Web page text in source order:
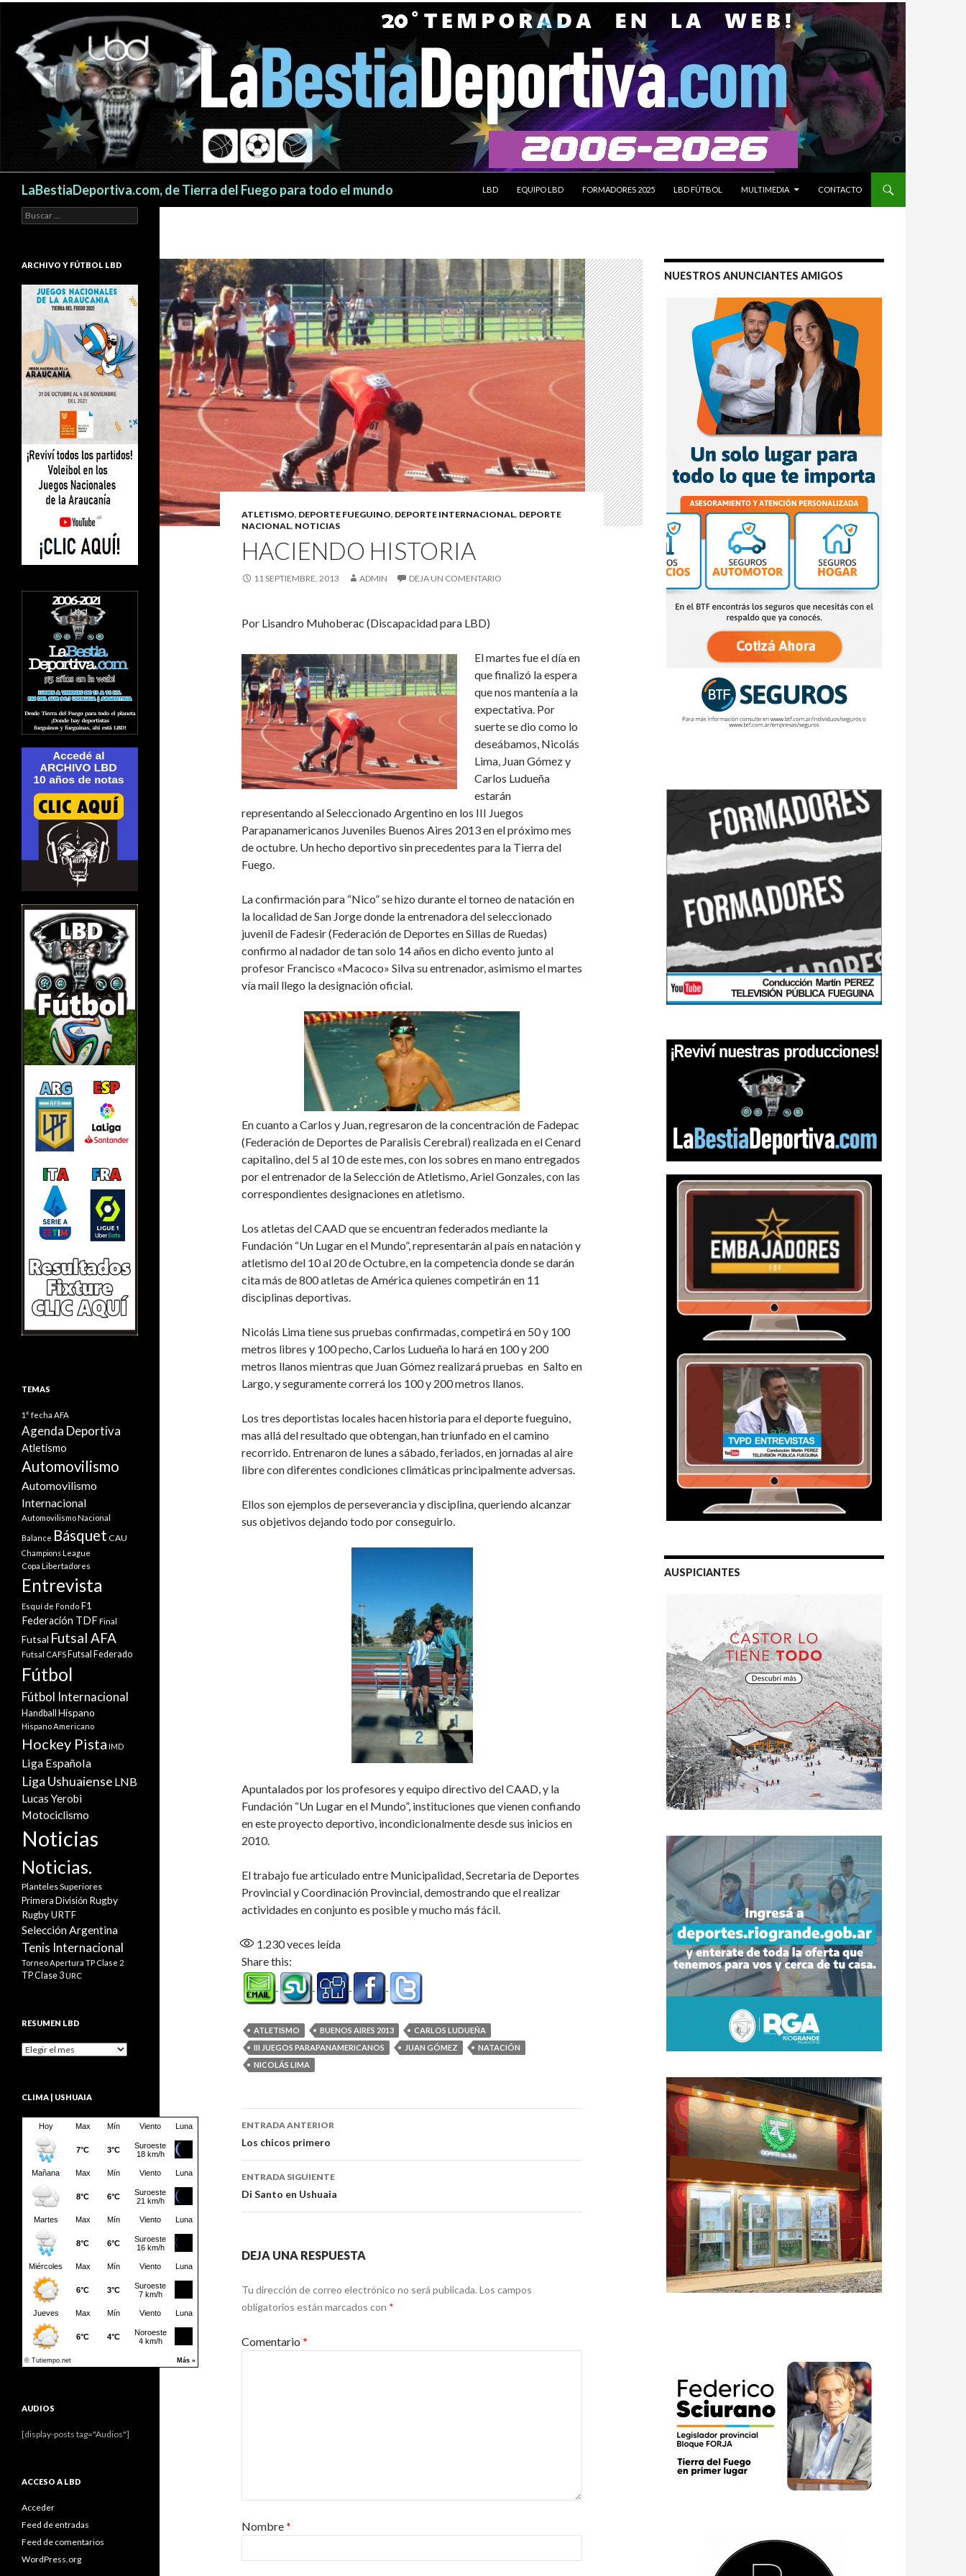
LaBestiaDeportiva.com, de Tierra del Fuego para todo el mundo
LBD
EQUIPO LBD FORMADORES 2025 LBD FÚTBOL MULTIMEDIA CONTACTO
ATLETISMO, DEPORTE FUEGUINO, DEPORTE INTERNACIONAL, DEPORTE
NACIONAL, NOTICIAS
HACIENDO HISTORIA
11 SEPTIEMBRE, 2013 ADMIN DEJA UN COMENTARIO
Por Lisandro Muhoberac (Discapacidad para LBD)
El martes fue el día en
que finalizó la espera
que nos mantenía a la
expectativa. Por
suerte se dio como lo
deseábamos, Nicolás
Lima, Juan Gómez y
Carlos Ludueña
estarán
representando al Seleccionado Argentino en los III Juegos
Parapanamericanos Juveniles Buenos Aires 2013 en el próximo mes
de octubre. Un hecho deportivo sin precedentes para la Tierra del
Fuego.
La confirmación para “Nico” se hizo durante el torneo de natación en
la localidad de San Jorge donde la entrenadora del seleccionado
juvenil de Fadesir (Federación de Deportes en Sillas de Ruedas)
confirmo al nadador de tan solo 14 años en dicho evento junto al
profesor Francisco «Macoco» Silva su entrenador, asimismo el martes
vía mail llego la designación oficial.
En cuanto a Carlos y Juan, regresaron de la concentración de Fadepac
(Federación de Deportes de Paralisis Cerebral) realizada en el Cenard
capitalino, del 5 al 10 de este mes, con los sobres en mano entregados
por el entrenador de la Selección de Atletismo, Ariel Gonzales, con las
correspondientes designaciones en atletismo.
Los atletas del CAAD que se encuentran federados mediante la
Fundación “Un Lugar en el Mundo”, representarán al país en natación y
atletismo del 10 al 20 de Octubre, en la competencia donde se darán
cita más de 800 atletas de América quienes competirán en 11
disciplinas deportivas.
Nicolás Lima tiene sus pruebas confirmadas, competirá en 50 y 100
metros libres y 100 pecho, Carlos Ludueña lo hará en 100 y 200
metros llanos mientras que Juan Gómez realizará pruebas en Salto en
Largo, y seguramente correrá los 100 y 200 metros llanos.
Los tres deportistas locales hacen historia para el deporte fueguino,
mas allá del resultado que obtengan, han triunfado en el camino
recorrido. Entrenaron de lunes a sábado, feriados, en jornadas al aire
libre con diferentes condiciones climáticas principalmente adversas.
Ellos son ejemplos de perseverancia y disciplina, queriendo alcanzar
sus objetivos dejando todo por conseguirlo.
Apuntalados por los profesores y equipo directivo del CAAD, y la
Fundación “Un Lugar en el Mundo”, instituciones que vienen confiando
en este proyecto deportivo, incondicionalmente desde sus inicios en
2010.
El trabajo fue articulado entre Municipalidad, Secretaria de Deportes
Provincial y Coordinación Provincial, demostrando que el realizar
actividades en conjunto es posible y mucho más fácil.
1.230veces leída
Share this:
ATLETISMO BUENOS AIRES 2013
CARLOS LUDUEÑA
III JUEGOS PARAPANAMERICANOS
JUAN GÓMEZ
NATACIÓN
NICOLÁS LIMA
Navegación
de
entradas
ENTRADA ANTERIOR
Los chicos primero
ENTRADA SIGUIENTE
Di Santo en Ushuaia
DEJA UNA RESPUESTA
Tu dirección de correo electrónico no será publicada. Los campos
obligatorios están marcados con *
Comentario *
Nombre*
NUESTROS ANUNCIANTES AMIGOS
AUSPICIANTES
Buscar:
ARCHIVO Y FÚTBOL LBD
TEMAS
1° fecha AFA
Agenda Deportiva
Atletismo
Automovilismo
Automovilismo
Internacional
Automovilismo Nacional
Balance Básquet CAU
Champions League
Copa Libertadores
Entrevista
Esquí de Fondo F1
Federación TDF Final
Futsal Futsal AFA
Futsal CAFS Futsal Federado
Fútbol
Fútbol Internacional
Handball Hispano
Hispano Americano
Hockey Pista IMD
Liga Española
Liga Ushuaiense LNB
Lucas Yerobi
Motociclismo
Noticias
Noticias.
Planteles Superiores
Primera División Rugby
Rugby URTF
Selección Argentina
Tenis Internacional
Torneo Apertura TP Clase 2
TP Clase 3URC
RESUMEN LBD
Resumen
CLIMA | USHUAIA
AUDIOS
[display-posts tag="Audios"]
ACCESO A LBD
Acceder
Feed de entradas
Feed de comentarios
WordPress.org